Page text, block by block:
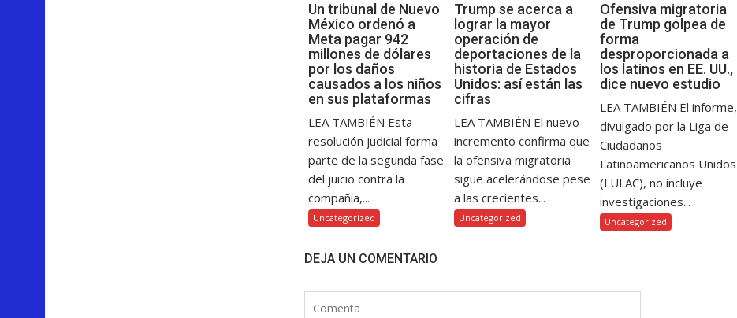
Un tribunal de Nuevo
México ordenó a
Meta pagar 942
millones de dólares
por los daños
causados a los niños
en sus plataformas
LEA TAMBIÉN Esta
resolución judicial forma
parte de la segunda fase
del juicio contra la
compañía,...
Uncategorized
Trump se acerca a
lograr la mayor
operación de
deportaciones de la
historia de Estados
Unidos: así están las
cifras
LEA TAMBIÉN El nuevo
incremento confirma que
la ofensiva migratoria
sigue acelerándose pese
a las crecientes...
Uncategorized
Ofensiva migratoria
de Trump golpea de
forma
desproporcionada a
los latinos en EE. UU.,
dice nuevo estudio
LEA TAMBIÉN El informe,
divulgado por la Liga de
Ciudadanos
Latinoamericanos Unidos
(LULAC), no incluye
investigaciones...
Uncategorized
DEJA UN COMENTARIO